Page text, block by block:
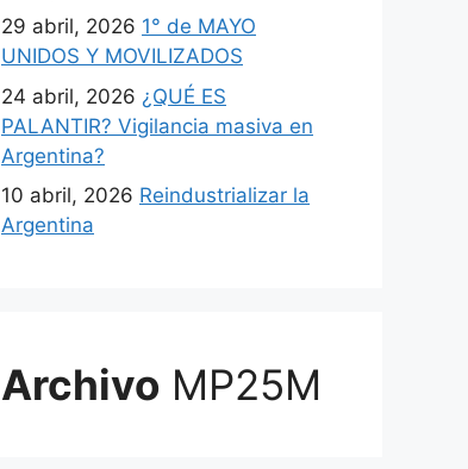
29 abril, 2026 1° de MAYO
UNIDOS Y MOVILIZADOS
24 abril, 2026 ¿QUÉ ES
PALANTIR? Vigilancia masiva en
Argentina?
10 abril, 2026 Reindustrializar la
Argentina
Archivo MP25M